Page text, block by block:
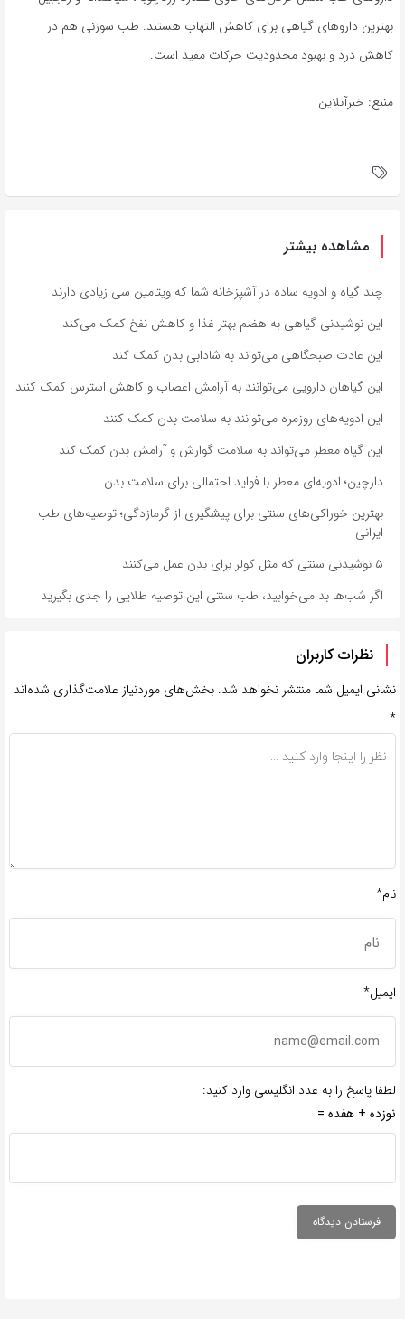
بهترین داروهای گیاهی برای کاهش التهاب هستند. طب سوزنی هم در
کاهش درد و بهبود محدودیت حرکات مفید است.
منبع: خبرآنلاین
مشاهده بیشتر
چند گیاه و ادویه ساده در آشپزخانه شما که ویتامین سی زیادی دارند
این نوشیدنی گیاهی به هضم بهتر غذا و کاهش نفخ کمک می‌کند
این عادت صبحگاهی می‌تواند به شادابی بدن کمک کند
این گیاهان دارویی می‌توانند به آرامش اعصاب و کاهش استرس کمک کنند
این ادویه‌های روزمره می‌توانند به سلامت بدن کمک کنند
این گیاه معطر می‌تواند به سلامت گوارش و آرامش بدن کمک کند
دارچین؛ ادویه‌ای معطر با فواید احتمالی برای سلامت بدن
بهترین خوراکی‌های سنتی برای پیشگیری از گرمازدگی؛ توصیه‌های طب
ایرانی
۵ نوشیدنی سنتی که مثل کولر برای بدن عمل می‌کنند
اگر شب‌ها بد می‌خوابید، طب سنتی این توصیه طلایی را جدی بگیرید
نظرات کاربران
نشانی ایمیل شما منتشر نخواهد شد. بخش‌های موردنیاز علامت‌گذاری شده‌اند
*
نام*
ایمیل*
لطفا پاسخ را به عدد انگلیسی وارد کنید:
نوزده + هفده =